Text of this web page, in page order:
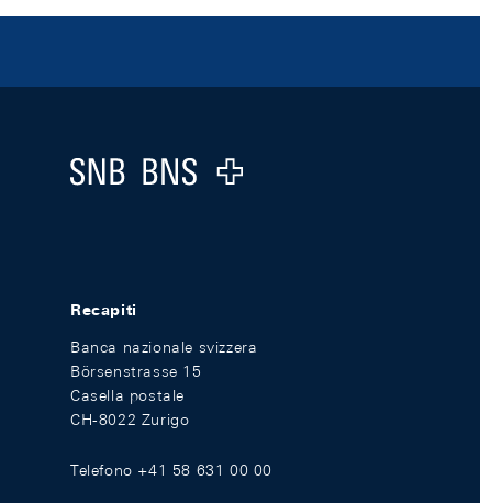
Logo
Recapiti
Banca nazionale svizzera
Börsenstrasse 15
Casella postale
CH-8022 Zurigo
Telefono +41 58 631 00 00